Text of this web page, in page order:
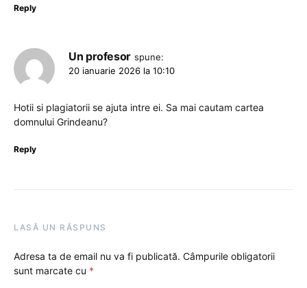
Reply
Un profesor spune:
20 ianuarie 2026 la 10:10
Hotii si plagiatorii se ajuta intre ei. Sa mai cautam cartea
domnului Grindeanu?
Reply
LASĂ UN RĂSPUNS
Adresa ta de email nu va fi publicată. Câmpurile obligatorii
sunt marcate cu *